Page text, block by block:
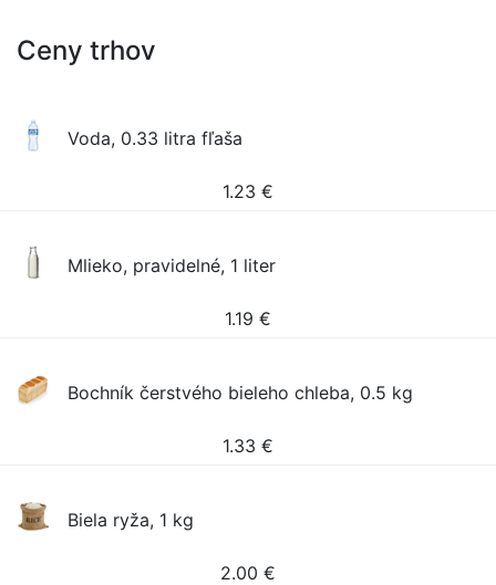
Ceny trhov
Voda, 0.33 litra fľaša
1.23 €
Mlieko, pravidelné, 1 liter
1.19 €
Bochník čerstvého bieleho chleba, 0.5 kg
1.33 €
Biela ryža, 1 kg
2.00 €